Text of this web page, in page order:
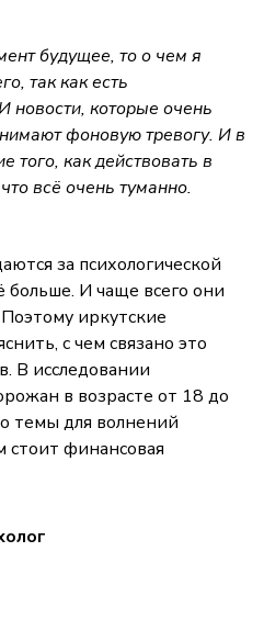
будущее, то о чем я
так как есть
новости, которые очень
фоновую тревогу. И в
того, как действовать в
всё очень туманно.
за психологической
больше. И чаще всего они
иркутские
с чем связано это
В исследовании
в возрасте от 18 до
темы для волнений
стоит финансовая